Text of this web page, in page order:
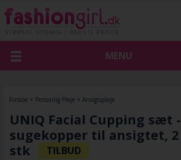
MENU
Forside » Personlig Pleje » Ansigtspleje
UNIQ Facial Cupping sæt -
sugekopper til ansigtet, 2
stk